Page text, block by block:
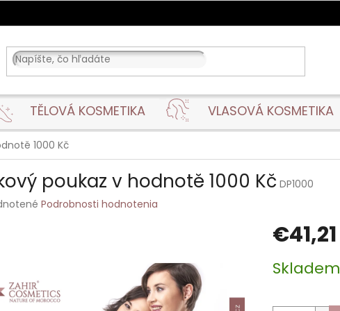
TĚLOVÁ KOSMETIKA VLASOVÁ KOSMETIKA
1000 Kč
poukaz v hodnotě 1000 Kč DP1000
Podrobnosti hodnotenia
€41,21
cena:
Skladem